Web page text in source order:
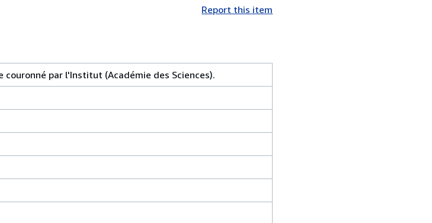
Report this item
par l'Institut (Académie des Sciences).